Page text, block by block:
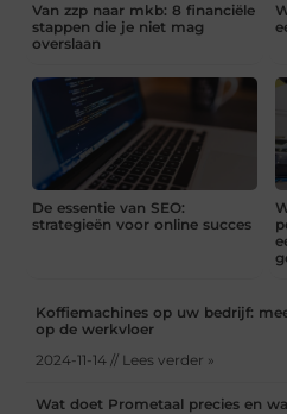
Van zzp naar mkb: 8 financiële
stappen die je niet mag
overslaan
De essentie van SEO:
strategieën voor online succes
Koffiemachines op uw bedrijf:
op de werkvloer
2024-11-14 // Lees verder »
Wat doet Prometaal precies en